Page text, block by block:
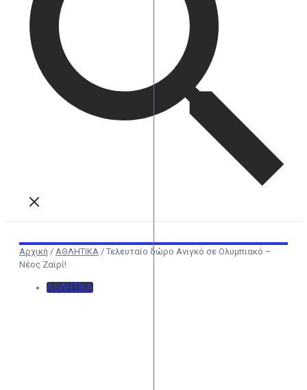
Αρχική / ΑΘΛΗΤΙΚΑ / Τελευταίο δώρο Ανιγκό σε Ολυμπιακό –
Νέος Ζαϊρί!
ΑΘΛΗΤΙΚΑ